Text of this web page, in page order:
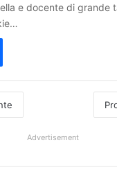
e docente di grande
Advertisement